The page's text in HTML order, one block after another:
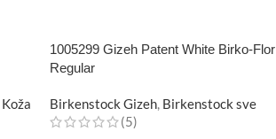
Koža
1005299 Gizeh Patent White Birko-Flor
Regular
Birkenstock Gizeh, Birkenstock sve
(5)